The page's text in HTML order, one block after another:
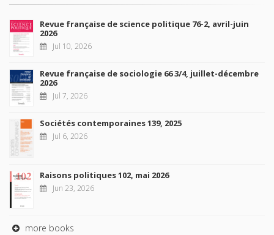
Revue française de science politique 76-2, avril-juin
2026
Jul 10, 2026
Revue française de sociologie 66 3/4, juillet-décembre
2026
Jul 7, 2026
Sociétés contemporaines 139, 2025
Jul 6, 2026
Raisons politiques 102, mai 2026
Jun 23, 2026
more books